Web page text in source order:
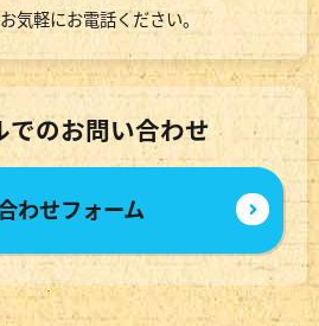
気軽にお電話ください。
でのお問い合わせ
わせフォーム